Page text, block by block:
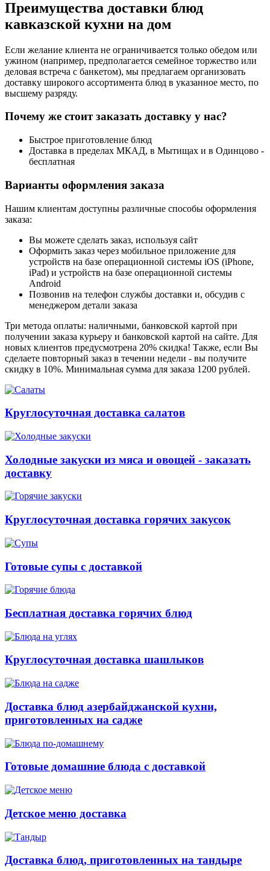
Преимущества доставки блюд
кавказской кухни на дом
Если желание клиента не ограничивается только обедом или
ужином (например, предполагается семейное торжество или
деловая встреча с банкетом), мы предлагаем организовать
доставку широкого ассортимента блюд в указанное место, по
высшему разряду.
Почему же стоит заказать доставку у нас?
Быстрое приготовление блюд
Доставка в пределах МКАД, в Мытищах и в Одинцово -
бесплатная
Варианты оформления заказа
Нашим клиентам доступны различные способы оформления
заказа:
Вы можете сделать заказ, используя сайт
Оформить заказ через мобильное приложение для
устройств на базе операционной системы iOS (iPhone,
iPad) и устройств на базе операционной системы
Android
Позвонив на телефон службы доставки и, обсудив с
менеджером детали заказа
Три метода оплаты: наличными, банковской картой при
получении заказа курьеру и банковской картой на сайте. Для
новых клиентов предусмотрена 20% скидка! Также, если Вы
сделаете повторный заказ в течении недели - вы получите
скидку в 10%. Минимальная сумма для заказа 1200 рублей.
Круглосуточная доставка салатов
Холодные закуски из мяса и овощей - заказать
доставку
Круглосуточная доставка горячих закусок
Готовые супы с доставкой
Бесплатная доставка горячих блюд
Круглосуточная доставка шашлыков
Доставка блюд азербайджанской кухни,
приготовленных на садже
Готовые домашние блюда с доставкой
Детское меню доставка
Доставка блюд, приготовленных на тандыре